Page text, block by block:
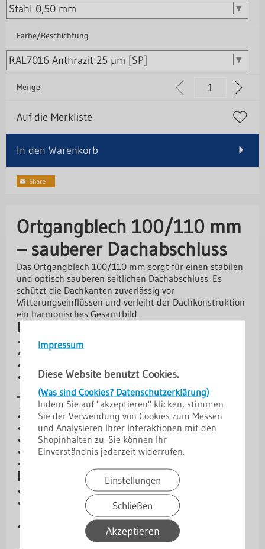
Impressum
Diese Website benutzt Cookies.
(Was sind Cookies? Datenschutzerklärung)
Indem Sie auf "akzeptieren" klicken, stimmen
Sie der Verwendung von Cookies zum Messen
und Analysieren Ihrer Interaktionen mit den
Shopinhalten zu. Sie können Ihr
Einverständnis jederzeit widerrufen.
Einstellungen
Schließen
Akzeptieren
Farbe/Beschichtung
Menge:
Auf die Merkliste
In den Warenkorb
Ortgangblech 100/110 mm
– sauberer Dachabschluss
Das Ortgangblech 100/110 mm sorgt für einen stabilen
und optisch sauberen seitlichen Dachabschluss. Es
schützt die Dachkanten zuverlässig vor
Witterungseinflüssen und verleiht der Dachkonstruktion
ein harmonisches Gesamtbild.
Produktvorteile
Sauberer und stabiler Dachabschluss am Ortgang
Schutz der Dachkanten vor Witterungseinflüssen
Verschiedene Materialstärken und Beschichtungen
verfügbar
Technische Daten
Kern: Stahl oder Aluminium
Materialstärken: 0,50 mm | 0,70 mm | 0,75 mm
Abmessungen: 15 / 100 / 110 / 15 / 10 mm
Winkel: 90°
Beschichtungen und Schutz
Aluzink – Basis-Schutzschicht
[SP] 25 µm Standardpolyester – wirtschaftliche
[PMG] 35 µm Polyester Matt (grobkörnig) – optisch
ansprechend & widerstandsfähig